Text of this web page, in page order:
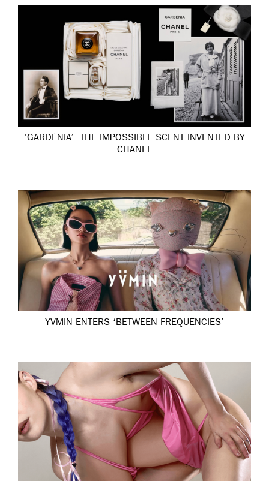
‘GARDÉNIA’: THE IMPOSSIBLE SCENT INVENTED BY
CHANEL
YVMIN ENTERS ‘BETWEEN FREQUENCIES’